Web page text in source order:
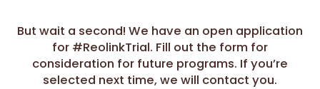
But wait a second! We have an open application
for #ReolinkTrial. Fill out the form for
consideration for future programs. If you’re
selected next time, we will contact you.